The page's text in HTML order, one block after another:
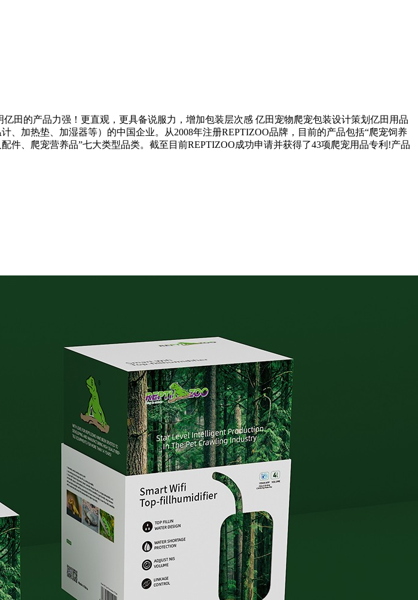
田的产品力强！更直观，更具备说服力，增加包装层次感 亿田宠物爬宠包装设计策划亿田用品
加热垫、加湿器等）的中国企业。从2008年注册REPTIZOO品牌，目前的产品包括“爬宠饲养
、爬宠营养品”七大类型品类。截至目前REPTIZOO成功申请并获得了43项爬宠用品专利!产品